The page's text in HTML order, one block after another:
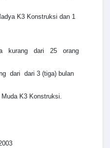
K3 Konstruksi dan 1
kurang dari 25 orang
dari dari 3 (tiga) bulan
K3 Konstruksi.